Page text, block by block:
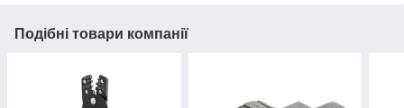
Подібні товари компанії